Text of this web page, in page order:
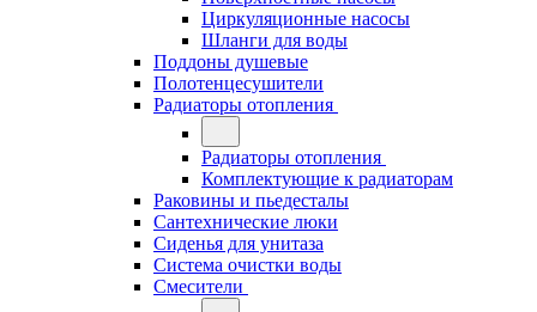
Циркуляционные насосы
Шланги для воды
Поддоны душевые
Полотенцесушители
Радиаторы отопления
Радиаторы отопления
Комплектующие к радиаторам
Раковины и пьедесталы
Сантехнические люки
Сиденья для унитаза
Система очистки воды
Смесители